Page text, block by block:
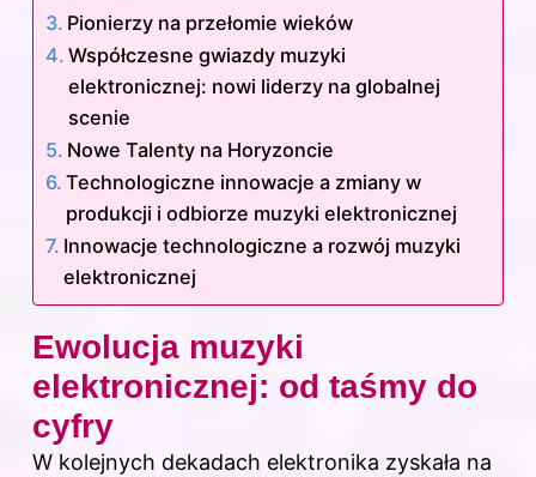
Pionierzy na przełomie wieków
Współczesne gwiazdy muzyki
elektronicznej: nowi liderzy na globalnej
scenie
Nowe Talenty na Horyzoncie
Technologiczne innowacje a zmiany w
produkcji i odbiorze muzyki elektronicznej
Innowacje technologiczne a rozwój muzyki
elektronicznej
Ewolucja muzyki
elektronicznej: od taśmy do
cyfry
W kolejnych dekadach elektronika zyskała na